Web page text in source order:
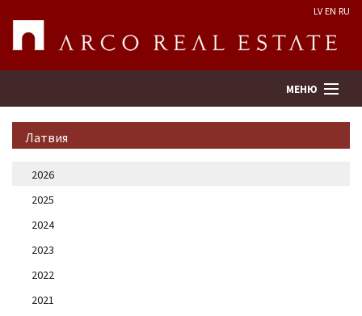
LV EN RU
МЕНЮ
Оценка недвижимости
Предприятие
Латвия
2026
2025
2024
2023
2022
2021